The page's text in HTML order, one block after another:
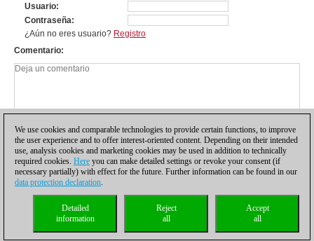
Usuario
Contraseña
¿Aún no eres usuario? Registro
Comentario
Política de privacidad |Para contactar Cookies Management
Licencias
Compliance Hotline
coldest news
We use cookies and comparable technologies to provide certain functions, to improve
the user experience and to offer interest-oriented content. Depending on their intended
use, analysis cookies and marketing cookies may be used in addition to technically
required cookies. Here you can make detailed settings or revoke your consent (if
necessary partially) with effect for the future. Further information can be found in our
data protection declaration.
Accept
all
Reject
all
Detailed
information